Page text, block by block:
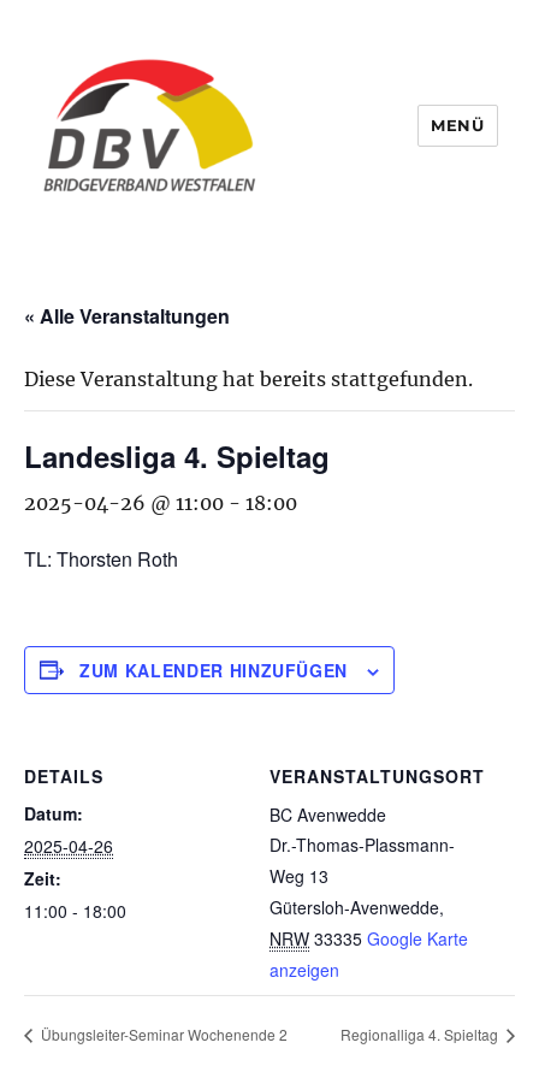
MENÜ
« Alle Veranstaltungen
Diese Veranstaltung hat bereits stattgefunden.
Landesliga 4. Spieltag
2025-04-26 @ 11:00 - 18:00
TL: Thorsten Roth
ZUM KALENDER HINZUFÜGEN
DETAILS
Datum:
2025-04-26
Zeit:
11:00 - 18:00
VERANSTALTUNGSORT
BC Avenwedde
Dr.-Thomas-Plassmann-
Weg 13
Gütersloh-Avenwedde,
NRW 33335 Google Karte
anzeigen
Übungsleiter-Seminar Wochenende 2 Regionalliga 4. Spieltag